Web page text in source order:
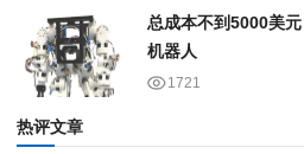
总成本不到5000美
机器人
1721
热评文章